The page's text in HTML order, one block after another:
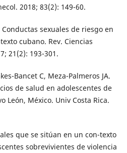
2018; 83(2): 149-60.
sexuales de riesgo en
cubano. Rev. Ciencias
21(2): 193-301.
Bancet C, Meza-Palmeros JA.
de salud en adolescentes de
León, México. Univ Costa Rica.
que se sitúan en un con-texto
sobrevivientes de violencia